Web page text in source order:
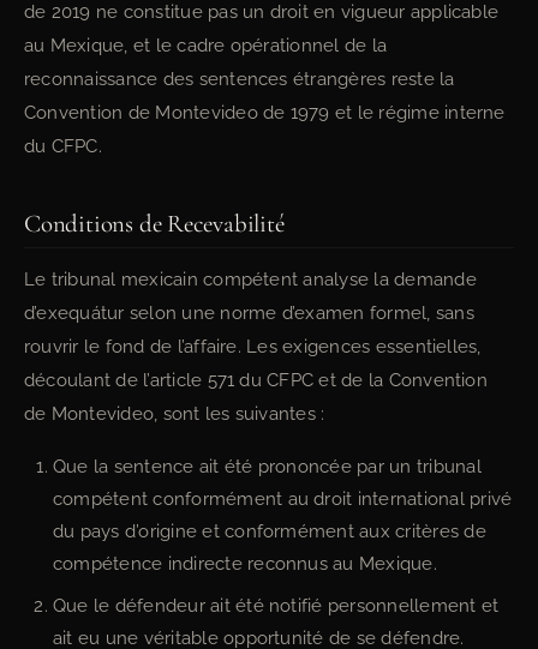
de 2019 ne constitue pas un droit en vigueur applicable
au Mexique, et le cadre opérationnel de la
reconnaissance des sentences étrangères reste la
Convention de Montevideo de 1979 et le régime interne
du CFPC.
Conditions de Recevabilité
Le tribunal mexicain compétent analyse la demande
d’exequátur selon une norme d’examen formel, sans
rouvrir le fond de l’affaire. Les exigences essentielles,
découlant de l’article 571 du CFPC et de la Convention
de Montevideo, sont les suivantes :
Que la sentence ait été prononcée par un tribunal
compétent conformément au droit international privé
du pays d’origine et conformément aux critères de
compétence indirecte reconnus au Mexique.
Que le défendeur ait été notifié personnellement et
ait eu une véritable opportunité de se défendre.